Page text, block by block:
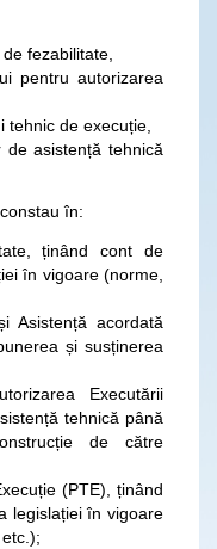
fezabilitate,
pentru autorizarea
tehnic de execuție,
de asistență tehnică
în:
ținând cont de
în vigoare (norme,
Asistență acordată
și susținerea
Executării
tehnică până
de către
(PTE), ținând
legislației în vigoare